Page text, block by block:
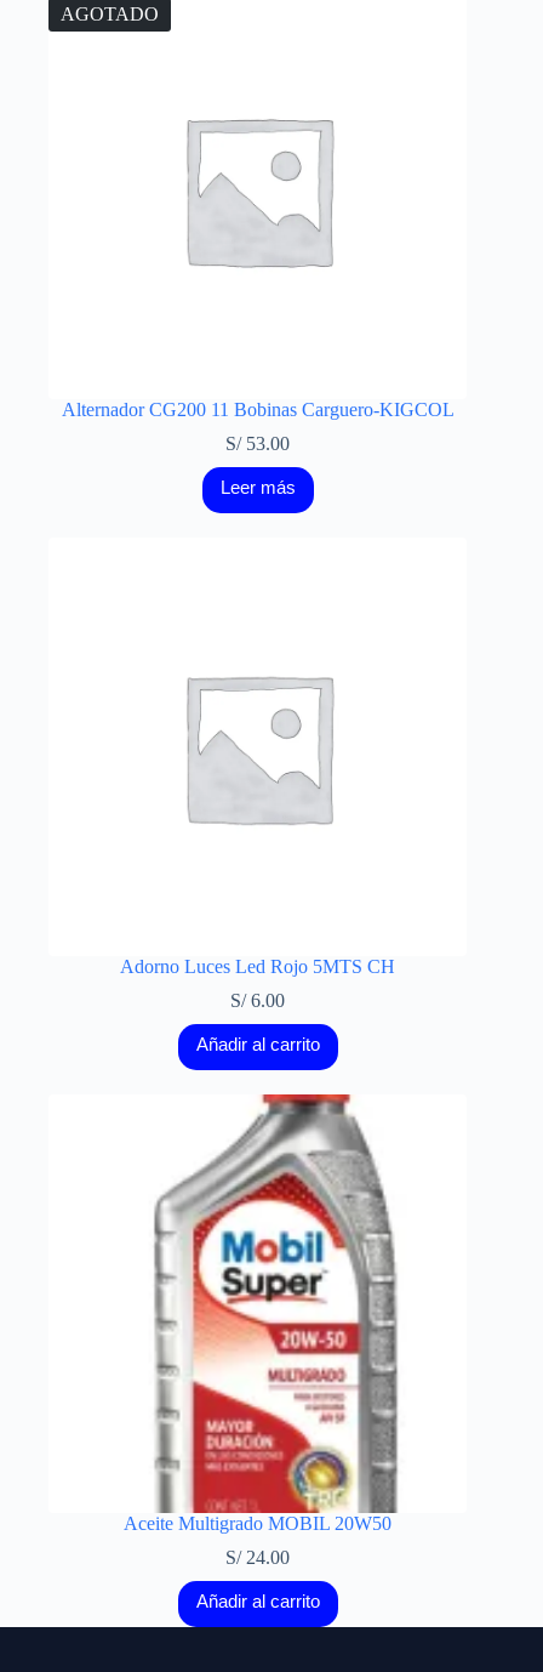
AGOTADO
Alternador CG200 11 Bobinas Carguero-KIGCOL
S/53.00
Leer más
Adorno Luces Led Rojo 5MTS CH
S/6.00
Añadir al carrito
Aceite Multigrado MOBIL 20W50
S/24.00
Añadir al carrito